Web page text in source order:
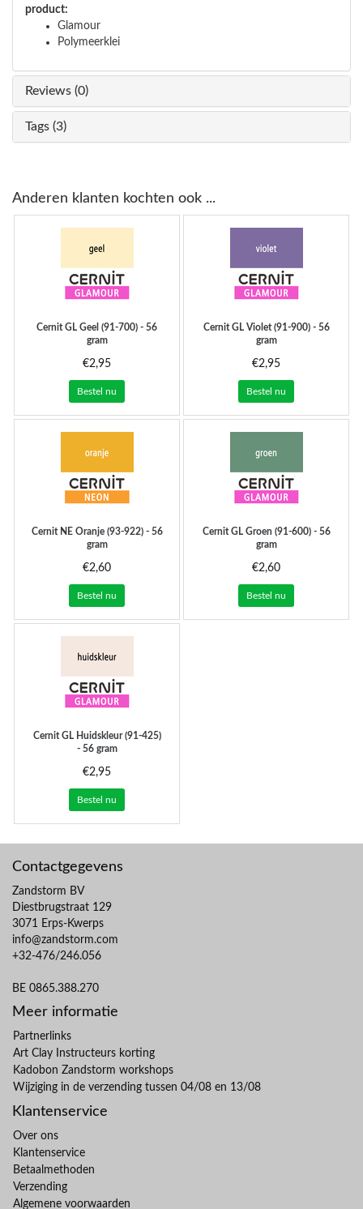
product:
Glamour
Polymeerklei
Reviews (0)
Tags (3)
Anderen klanten kochten ook ...
CernitGL Geel (91-700) - 56
gram
€2,95
Bestel nu
CernitGL Violet (91-900) - 56
gram
€2,95
Bestel nu
CernitNE Oranje (93-922) - 56
gram
€2,60
Bestel nu
CernitGL Groen (91-600) - 56
gram
€2,60
Bestel nu
CernitGL Huidskleur (91-425)
- 56 gram
€2,95
Bestel nu
Contactgegevens
Zandstorm BV
Diestbrugstraat 129
3071 Erps-Kwerps
info@zandstorm.com
+32-476/246.056
BE 0865.388.270
Meer informatie
Partnerlinks
Art Clay Instructeurs korting
Kadobon Zandstorm workshops
Wijziging in de verzending tussen 04/08 en 13/08
Klantenservice
Over ons
Klantenservice
Betaalmethoden
Verzending
Algemene voorwaarden